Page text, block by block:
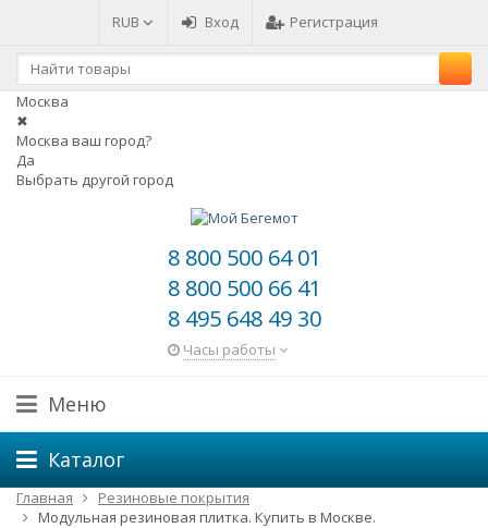
RUB Вход Регистрация
Москва
✖
Москва ваш город?
Да
Выбрать другой город
8 800 500 64 01
8 800 500 66 41
8 495 648 49 30
Часы работы
Меню
Каталог
Главная
Резиновые покрытия
Модульная резиновая плитка. Купить в Москве.